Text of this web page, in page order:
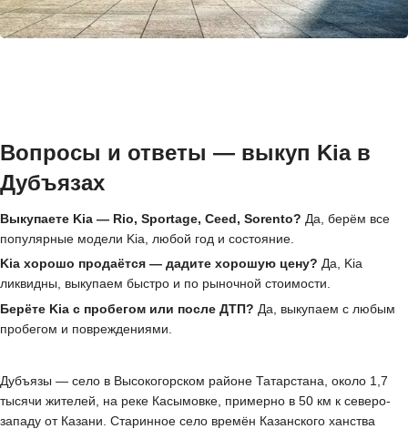
Вопросы и ответы — выкуп Kia в
Дубъязах
Выкупаете Kia — Rio, Sportage, Ceed, Sorento? Да, берём все
популярные модели Kia, любой год и состояние.
Kia хорошо продаётся — дадите хорошую цену? Да, Kia
ликвидны, выкупаем быстро и по рыночной стоимости.
Берёте Kia с пробегом или после ДТП? Да, выкупаем с любым
пробегом и повреждениями.
Дубъязы — село в Высокогорском районе Татарстана, около 1,7
тысячи жителей, на реке Касымовке, примерно в 50 км к северо-
западу от Казани. Старинное село времён Казанского ханства